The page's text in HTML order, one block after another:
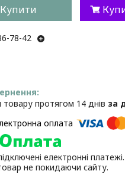
Купити
78-42
товару протягом 14 днів за
електронні
не покидаючи сайту.